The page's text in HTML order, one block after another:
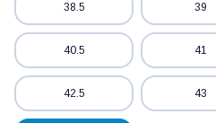
38.5 39
40.5 41
42.5 43